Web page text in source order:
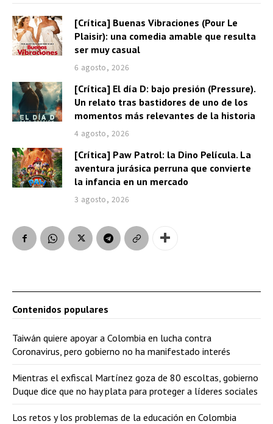
[Crítica] Buenas Vibraciones (Pour Le
Plaisir): una comedia amable que resulta
ser muy casual
6 agosto, 2026
[Crítica] El día D: bajo presión (Pressure).
Un relato tras bastidores de uno de los
momentos más relevantes de la historia
4 agosto, 2026
[Crítica] Paw Patrol: la Dino Película. La
aventura jurásica perruna que convierte
la infancia en un mercado
3 agosto, 2026
Contenidos populares
Taiwán quiere apoyar a Colombia en lucha contra
Coronavirus, pero gobierno no ha manifestado interés
Mientras el exfiscal Martínez goza de 80 escoltas, gobierno
Duque dice que no hay plata para proteger a líderes sociales
Los retos y los problemas de la educación en Colombia